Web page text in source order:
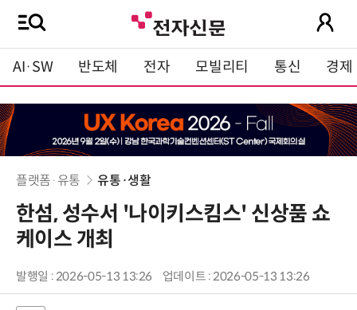
AI·SW 반도체 전자 모빌리티 통신 경제
플랫폼·유통 유통·생활
한섬, 성수서 '나이키스킴스' 신상품 쇼
케이스 개최
발행일 : 2026-05-13 13:26 업데이트 : 2026-05-13 13:26